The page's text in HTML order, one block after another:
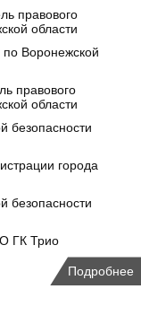
правового
области
Воронежской
правового
области
безопасности
города
безопасности
ГК Трио
Подробнее